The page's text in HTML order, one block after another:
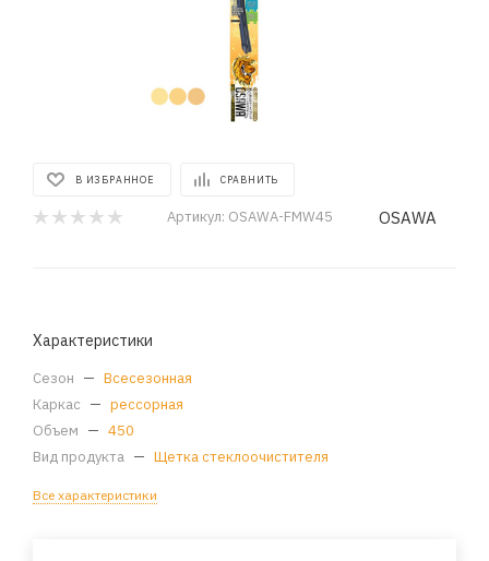
В ИЗБРАННОЕ СРАВНИТЬ
Артикул: OSAWA-FMW45 OSAWA
Характеристики
Сезон — Всесезонная
Каркас — рессорная
Объем — 450
Вид продукта — Щетка стеклоочистителя
Все характеристики